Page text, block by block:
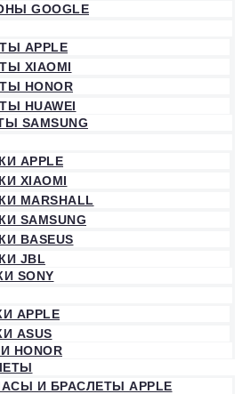
GOOGLE
APPLE
XIAOMI
HONOR
HUAWEI
SAMSUNG
APPLE
XIAOMI
MARSHALL
SAMSUNG
BASEUS
JBL
SONY
APPLE
ASUS
HONOR
И БРАСЛЕТЫ APPLE